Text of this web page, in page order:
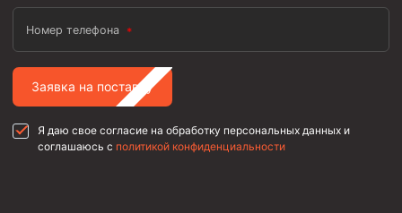
Клинья — отклонители
Метчики ловильные
Колокола ловильные
Быстроразъёмные соединения (БРС)
Номер телефона
Заявка на поставку
Я даю свое согласие на обработку персональных данных и
соглашаюсь с политикой конфиденциальности